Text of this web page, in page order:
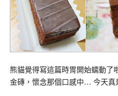
熊貓覺得寫這篇時胃開始蠕動了
金磚，懷念那個口感中… 今天